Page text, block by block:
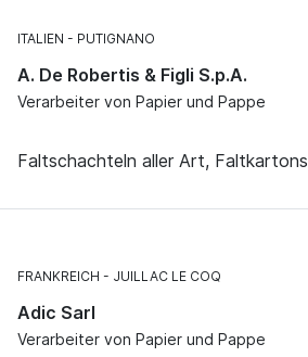
ITALIEN PUTIGNANO
A. De Robertis & Figli S.p.A.
Verarbeiter von Papier und Pappe
Faltschachteln aller Art, Faltkartons
FRANKREICH JUILLAC LE COQ
Adic Sarl
Verarbeiter von Papier und Pappe